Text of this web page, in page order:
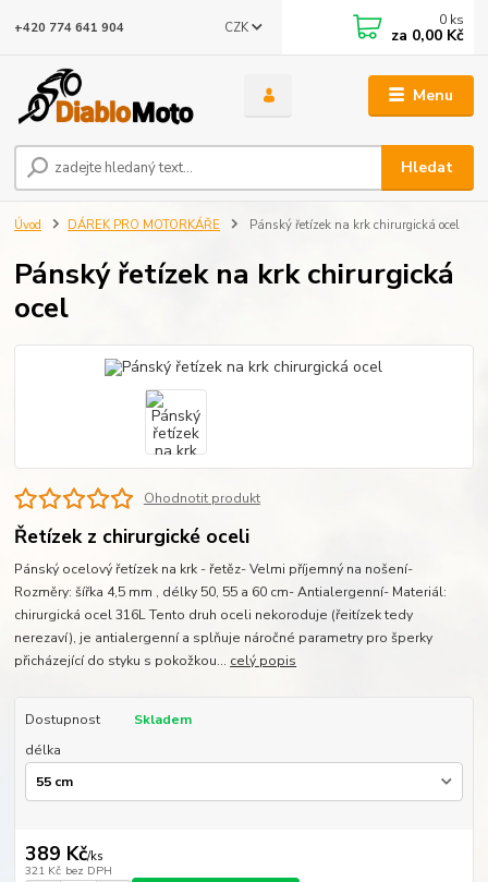
Menu
CZK
Hledat
+420 774 641 904 0 ks
za 0,00 Kč
Úvod DÁREK PRO MOTORKÁŘE Pánský řetízek na krk chirurgická ocel
Pánský řetízek na krk chirurgická
ocel
Ohodnotit produkt
Řetízek z chirurgické oceli
Pánský ocelový řetízek na krk - řetěz- Velmi příjemný na nošení-
Rozměry: šířka 4,5 mm , délky 50, 55 a 60 cm- Antialergenní- Materiál:
chirurgická ocel 316L Tento druh oceli nekoroduje (řeitízek tedy
nerezaví), je antialergenní a splňuje náročné parametry pro šperky
přicházející do styku s pokožkou... celý popis
Dostupnost
Skladem
délka
389 Kč/ks
321 Kč bez DPH